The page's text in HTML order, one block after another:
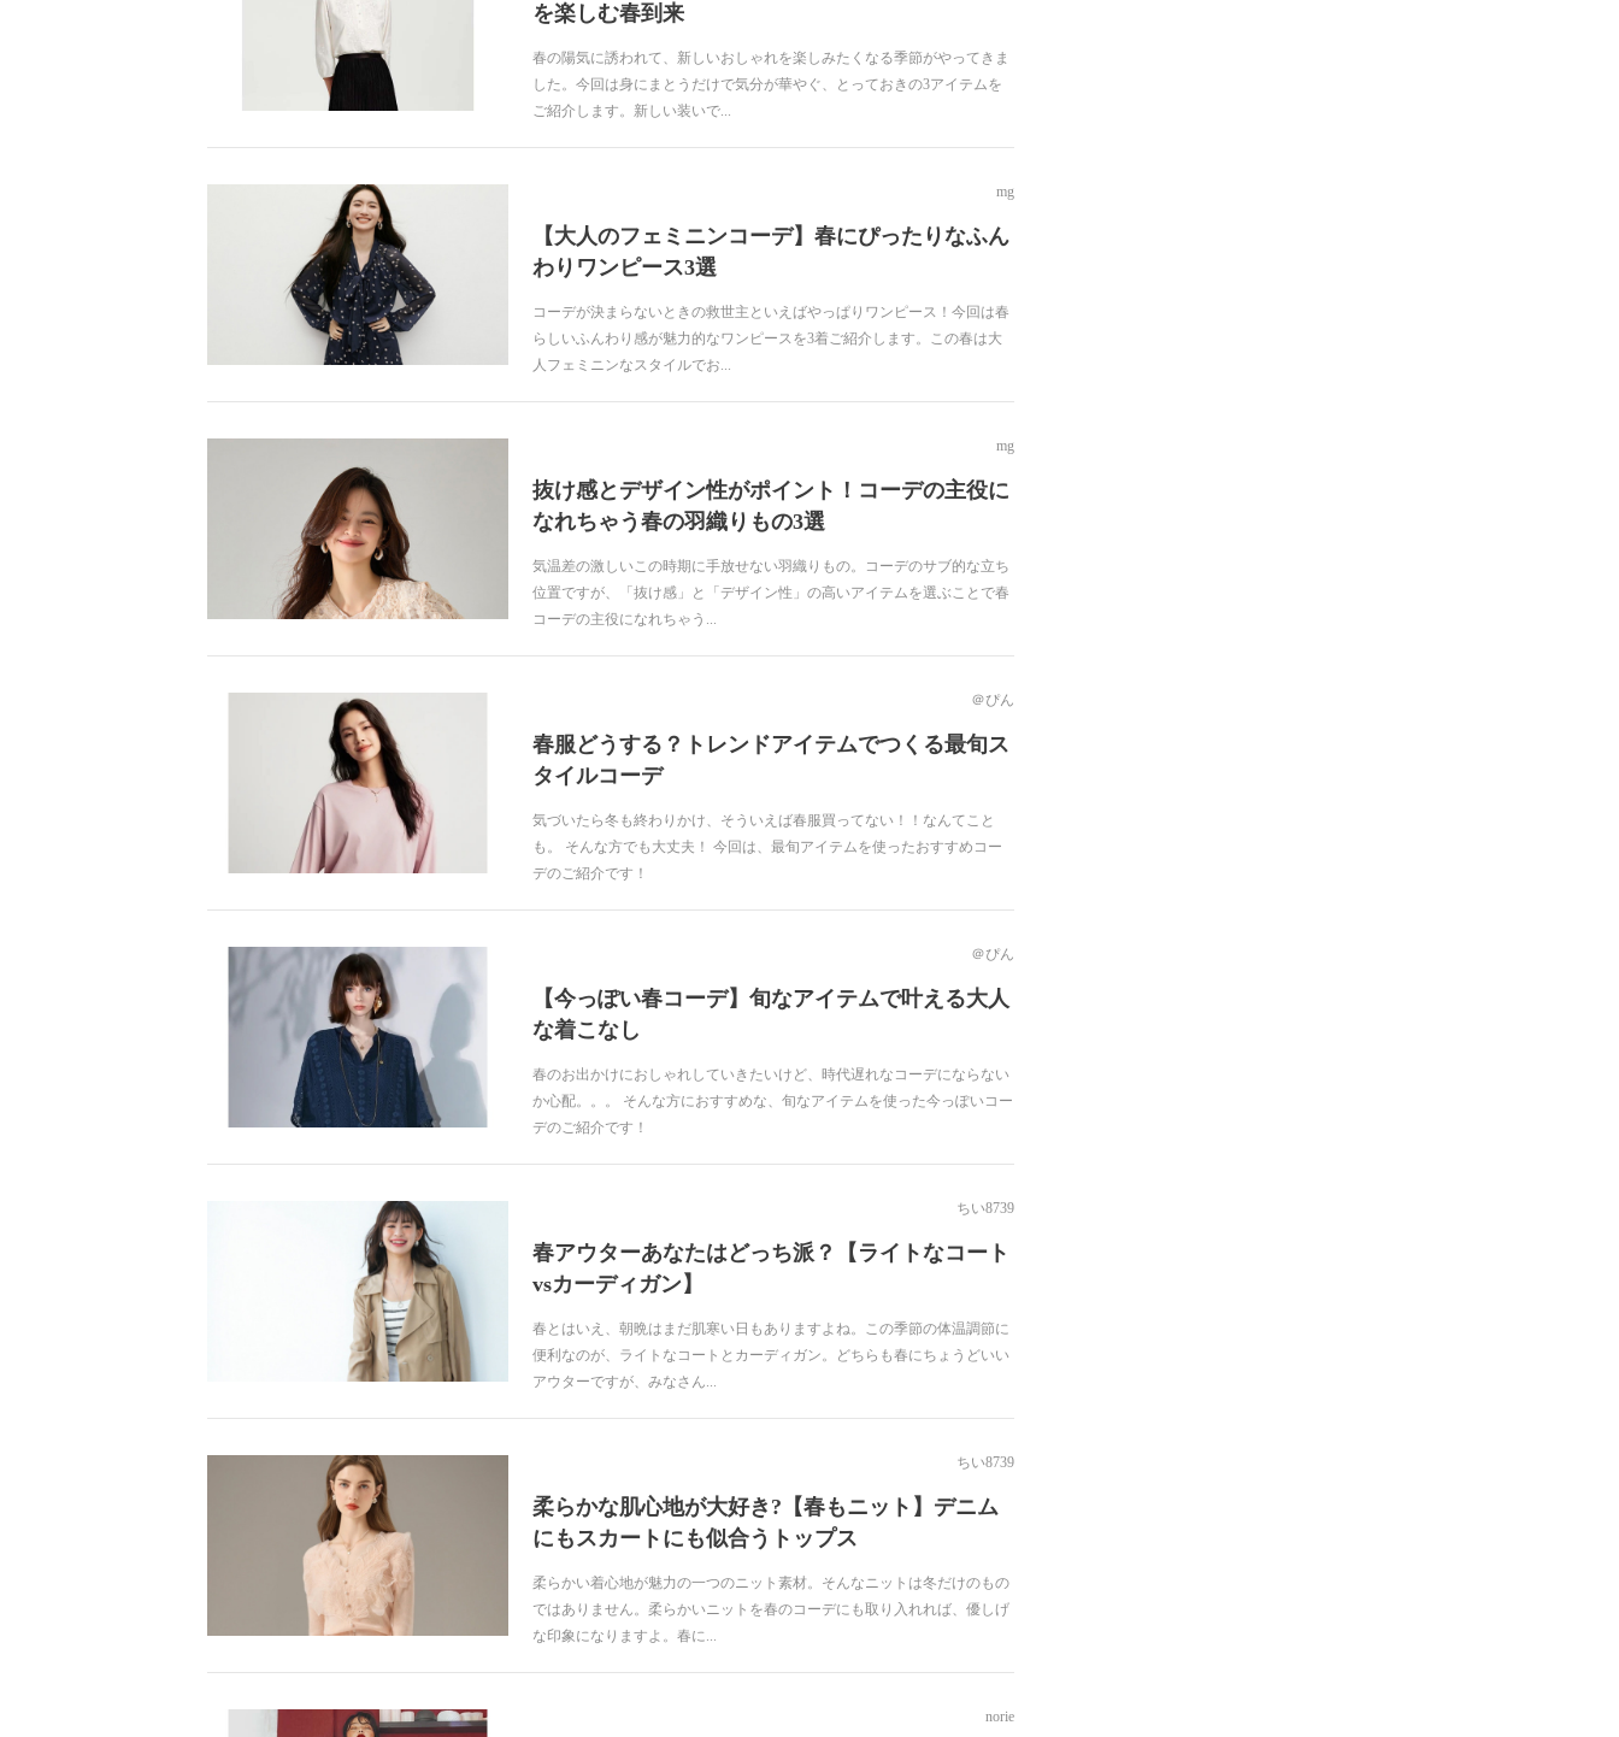
を楽しむ春到来
春の陽気に誘われて、新しいおしゃれを楽しみたくなる季節がやってきま
した。今回は身にまとうだけで気分が華やぐ、とっておきの3アイテムを
ご紹介します。新しい装いで...
mg
【大人のフェミニンコーデ】春にぴったりなふん
わりワンピース3選
コーデが決まらないときの救世主といえばやっぱりワンピース！今回は春
らしいふんわり感が魅力的なワンピースを3着ご紹介します。この春は大
人フェミニンなスタイルでお...
mg
抜け感とデザイン性がポイント！コーデの主役に
なれちゃう春の羽織りもの3選
気温差の激しいこの時期に手放せない羽織りもの。コーデのサブ的な立ち
位置ですが、「抜け感」と「デザイン性」の高いアイテムを選ぶことで春
コーデの主役になれちゃう...
＠ぴん
春服どうする？トレンドアイテムでつくる最旬ス
タイルコーデ
気づいたら冬も終わりかけ、そういえば春服買ってない！！なんてこと
も。 そんな方でも大丈夫！ 今回は、最旬アイテムを使ったおすすめコー
デのご紹介です！
＠ぴん
【今っぽい春コーデ】旬なアイテムで叶える大人
な着こなし
春のお出かけにおしゃれしていきたいけど、時代遅れなコーデにならない
か心配。。。 そんな方におすすめな、旬なアイテムを使った今っぽいコー
デのご紹介です！
ちい8739
春アウターあなたはどっち派？【ライトなコート
vsカーディガン】
春とはいえ、朝晩はまだ肌寒い日もありますよね。この季節の体温調節に
便利なのが、ライトなコートとカーディガン。どちらも春にちょうどいい
アウターですが、みなさん...
ちい8739
柔らかな肌心地が大好き?【春もニット】デニム
にもスカートにも似合うトップス
柔らかい着心地が魅力の一つのニット素材。そんなニットは冬だけのもの
ではありません。柔らかいニットを春のコーデにも取り入れれば、優しげ
な印象になりますよ。春に...
norie